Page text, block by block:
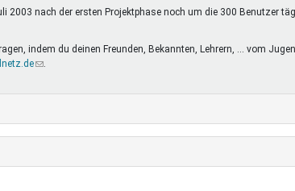
2003 nach der ersten Projektphase noch um die 300 Benutzer
indem du deinen Freunden, Bekannten, Lehrern, ... vom
(Link
E-
.